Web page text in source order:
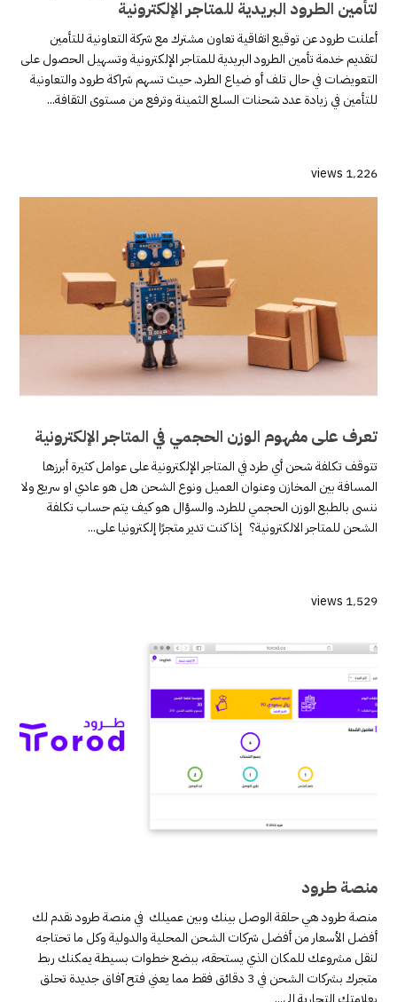
لتأمين الطرود البريدية للمتاجر الإلكترونية
أعلنت طرود عن توقيع اتفاقية تعاون مشترك مع شركة التعاونية للتأمين
لتقديم خدمة تأمين الطرود البريدية للمتاجر الإلكترونية وتسهيل الحصول على
التعويضات في حال تلف أو ضياع الطرد. حيث تسهم شراكة طرود والتعاونية
للتأمين في زيادة عدد شحنات السلع الثمينة وترفع من مستوى الثقافة...
1٬226 views
تعرف على مفهوم الوزن الحجمي في المتاجر الإلكترونية
تتوقف تكلفة شحن أي طرد في المتاجر الإلكترونية على عوامل كثيرة أبرزها
المسافة بين المخازن وعنوان العميل ونوع الشحن هل هو عادي او سريع ولا
ننسى بالطبع الوزن الحجمي للطرد. والسؤال هو كيف يتم حساب تكلفة
الشحن للمتاجر الالكترونية؟ إذا كنت تدير متجرًا إلكترونيا على...
1٬529 views
منصة طرود
منصة طرود هي حلقة الوصل بينك وبين عميلك في منصة طرود نقدم لك
أفضل الأسعار من أفضل شركات الشحن المحلية والدولية وكل ما تحتاجه
لنقل مشروعك للمكان الذي يستحقه، ببضع خطوات بسيطة يمكنك ربط
متجرك بشركات الشحن في 3 دقائق فقط مما يعني فتح آفاق جديدة تحلق